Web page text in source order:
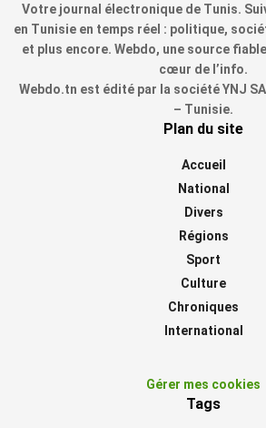
Votre journal électronique de Tunis.
en Tunisie en temps réel : politique,
et plus encore. Webdo, une source
cœur de l’info.
Webdo.tn est édité par la société YNJ
– Tunisie.
Plan du site
Accueil
National
Divers
Régions
Sport
Culture
Chroniques
International
Gérer mes cookies
Tags